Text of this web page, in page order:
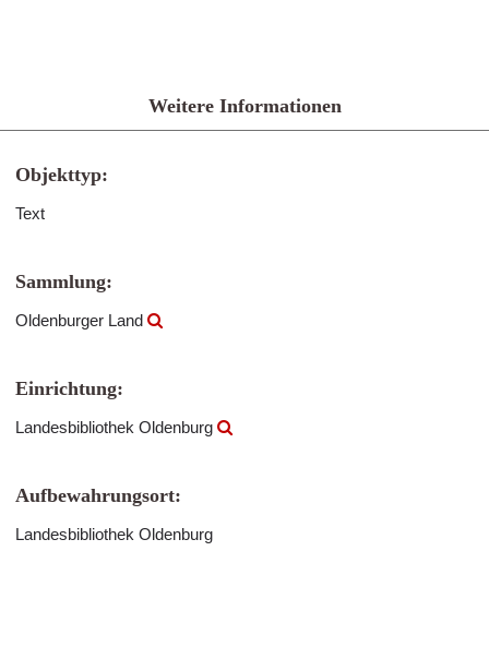
Weitere Informationen
Objekttyp:
Text
Sammlung:
Oldenburger Land
Einrichtung:
Landesbibliothek Oldenburg
Aufbewahrungsort:
Landesbibliothek Oldenburg